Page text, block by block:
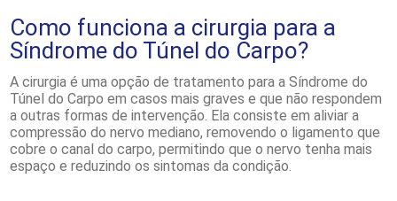
Como funciona a cirurgia para a
Síndrome do Túnel do Carpo?
A cirurgia é uma opção de tratamento para a Síndrome do
Túnel do Carpo em casos mais graves e que não respondem
a outras formas de intervenção. Ela consiste em aliviar a
compressão do nervo mediano, removendo o ligamento que
cobre o canal do carpo, permitindo que o nervo tenha mais
espaço e reduzindo os sintomas da condição.